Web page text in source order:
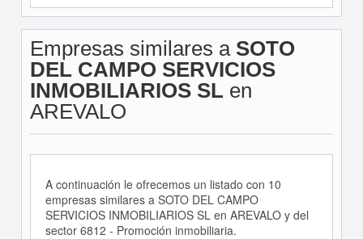
Empresas similares a SOTO
DEL CAMPO SERVICIOS
INMOBILIARIOS SL en
AREVALO
A continuación le ofrecemos un listado con 10
empresas similares a SOTO DEL CAMPO
SERVICIOS INMOBILIARIOS SL en AREVALO y del
sector 6812 - Promoción inmobiliaria.